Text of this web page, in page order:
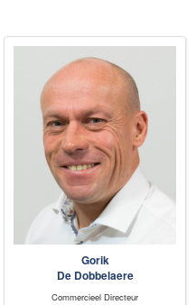
Gorik
De Dobbelaere
Commercieel Directeur